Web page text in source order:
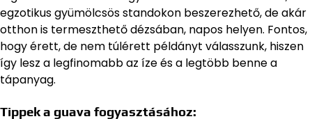
egzotikus gyümölcsös standokon beszerezhető, de akár
otthon is termeszthető dézsában, napos helyen. Fontos,
hogy érett, de nem túlérett példányt válasszunk, hiszen
így lesz a legfinomabb az íze és a legtöbb benne a
tápanyag.
Tippek a guava fogyasztásához: